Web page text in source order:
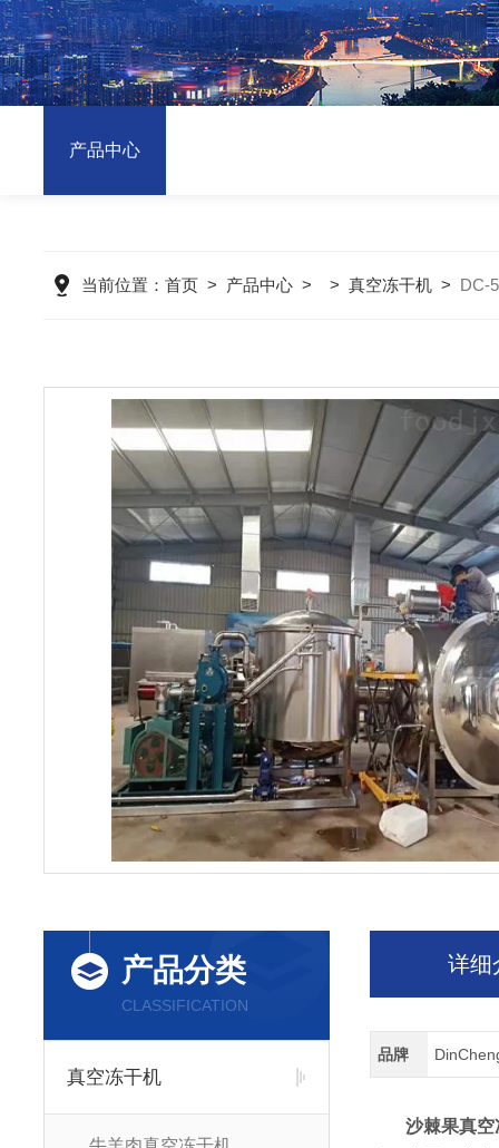
产品中心
当前位置： 首页 > 产品中心 > > 真空冻干机 > DC-
产品分类
CLASSIFICATION
真空冻干机
详细
品牌
沙棘果真